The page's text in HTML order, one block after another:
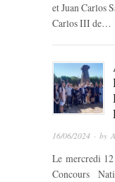
et Juan Carlos
Carlos III de…
16/06/2024 · by
Le mercredi
Concours